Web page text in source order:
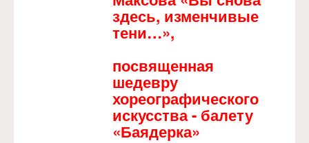
здесь, изменчивые
тени…»,
посвященная
шедевру
хореографического
искусства - балету
«Баядерка»